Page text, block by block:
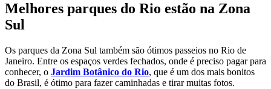
Melhores parques do Rio estão na Zona
Sul
Os parques da Zona Sul também são ótimos passeios no Rio de
Janeiro. Entre os espaços verdes fechados, onde é preciso pagar para
conhecer, o Jardim Botânico do Rio, que é um dos mais bonitos
do Brasil, é ótimo para fazer caminhadas e tirar muitas fotos.